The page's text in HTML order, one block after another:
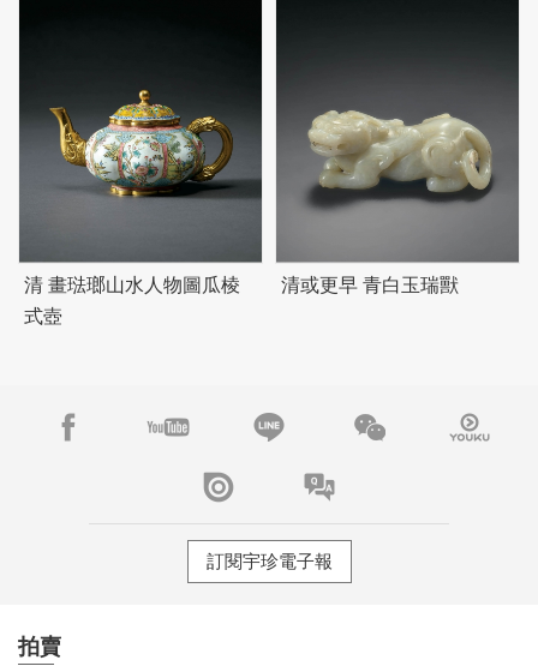
清 畫琺瑯山水人物圖瓜棱
式壺
清或更早 青白玉瑞獸
訂閱宇珍電子報
拍賣